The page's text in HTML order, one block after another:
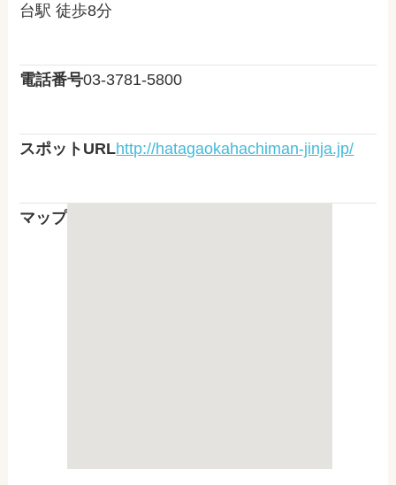
台駅 徒歩8分
電話番号03-3781-5800
スポットURLhttp://hatagaokahachiman-jinja.jp/
マップ